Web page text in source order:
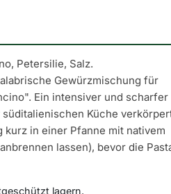
Petersilie, Salz.
Gewürzmischung für
Ein intensiver und scharfer
Küche
kurz in einer Pfanne mit nativem
lassen), bevor die
lagern.